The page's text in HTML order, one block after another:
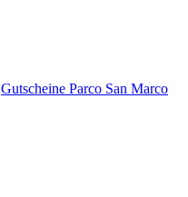
Gutscheine Parco San Marco